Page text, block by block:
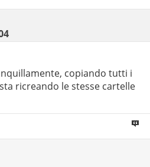
copiando tutti i
ricreando le stesse cartelle